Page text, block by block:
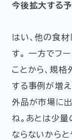
今後拡大する
はい、他の食
す。 一方でフ
ことから、規
する事例が増
外品が市場に
ね。あとは少
ならないから